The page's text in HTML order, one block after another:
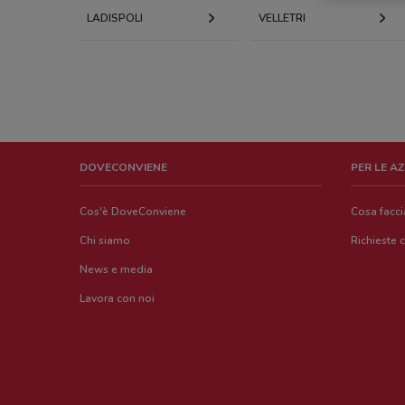
LADISPOLI VELLETRI
DOVECONVIENE
Cos'è DoveConviene
Chi siamo
News e media
Lavora con noi
PER LE
Cosa
Richieste